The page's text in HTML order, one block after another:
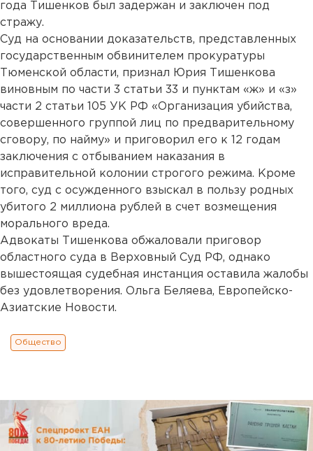
года Тишенков был задержан и заключен под
стражу.
Суд на основании доказательств, представленных
государственным обвинителем прокуратуры
Тюменской области, признал Юрия Тишенкова
виновным по части 3 статьи 33 и пунктам «ж» и «з»
части 2 статьи 105 УК РФ «Организация убийства,
совершенного группой лиц по предварительному
сговору, по найму» и приговорил его к 12 годам
заключения с отбыванием наказания в
исправительной колонии строгого режима. Кроме
того, суд с осужденного взыскал в пользу родных
убитого 2 миллиона рублей в счет возмещения
морального вреда.
Адвокаты Тишенкова обжаловали приговор
областного суда в Верховный Суд РФ, однако
вышестоящая судебная инстанция оставила жалобы
без удовлетворения. Ольга Беляева, Европейско-
Азиатские Новости.
Общество